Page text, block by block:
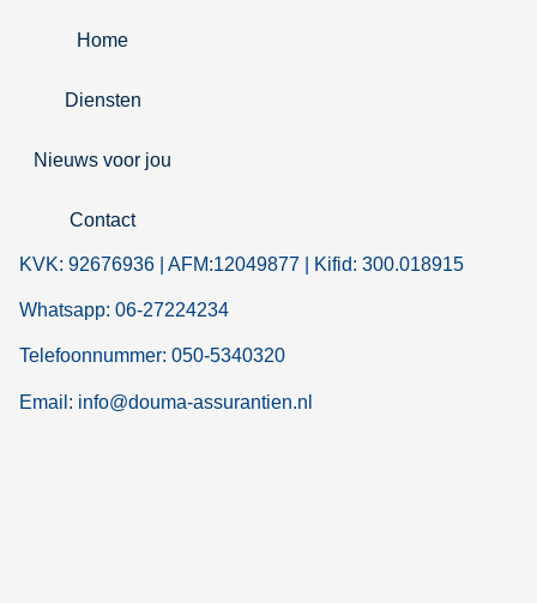
Home
Diensten
Nieuws voor jou
Contact
KVK: 92676936 | AFM:12049877 | Kifid: 300.018915
Whatsapp: 06-27224234
Telefoonnummer: 050-5340320
Email: info@douma-assurantien.nl